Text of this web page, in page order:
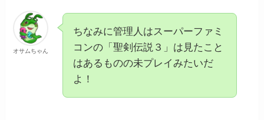
オサムちゃん
ちなみに管理人はスーパーファミ
コンの「聖剣伝説３」は見たこと
はあるものの未プレイみたいだ
よ！